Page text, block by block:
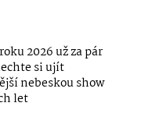
2026 už za pár
si ujít
nebeskou show
let